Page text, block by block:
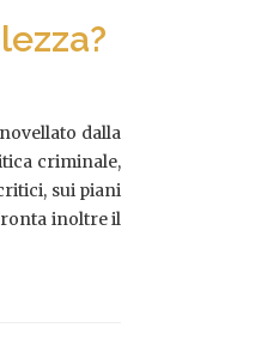
dalla
criminale,
sui piani
inoltre il